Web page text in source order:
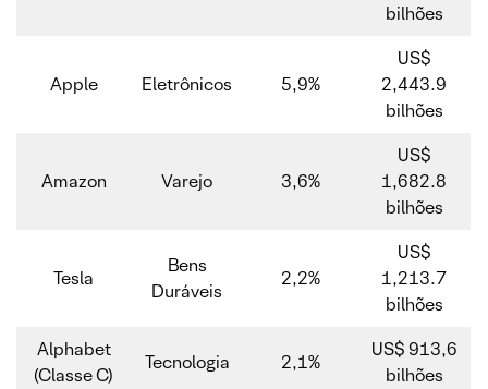
bilhões
Apple Eletrônicos 5,9%
US$
2,443.9
bilhões
Amazon Varejo 3,6%
US$
1,682.8
bilhões
Tesla
Bens
Duráveis
2,2%
US$
1,213.7
bilhões
Alphabet
(Classe C)
Tecnologia 2,1%
US$ 913,6
bilhões